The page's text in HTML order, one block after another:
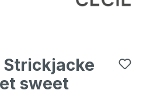
Strickjacke
sweet